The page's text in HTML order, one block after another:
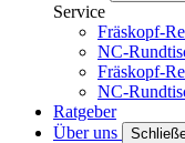
Service
Fräskopf-
NC-
Fräskopf-
NC-
Ratgeber
Über uns